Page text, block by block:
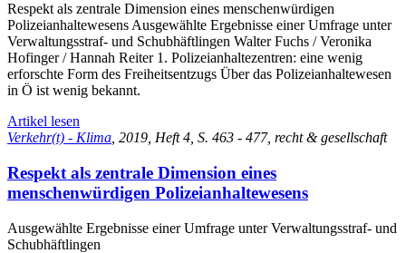
Respekt als zentrale Dimension eines menschenwürdigen
Polizeianhaltewesens Ausgewählte Ergebnisse einer Umfrage unter
Verwaltungsstraf- und Schubhäftlingen Walter Fuchs / Veronika
Hofinger / Hannah Reiter 1. Polizeianhaltezentren: eine wenig
erforschte Form des Freiheitsentzugs Über das Polizeianhaltewesen
in Ö ist wenig bekannt.
Artikel lesen
Verkehr(t) - Klima , 2019, Heft 4, S. 463 - 477, recht & gesellschaft
Respekt als zentrale Dimension eines
menschenwürdigen Polizeianhaltewesens
Ausgewählte Ergebnisse einer Umfrage unter Verwaltungsstraf- und
Schubhäftlingen